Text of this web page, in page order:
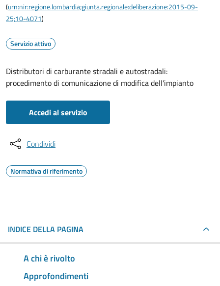
(urn:nir:regione.lombardia;giunta.regionale:deliberazione:2015-09-
25;10-4071)
Servizio attivo
Distributori di carburante stradali e autostradali:
procedimento di comunicazione di modifica dell'impianto
Accedi al servizio
Condividi
Normativa di riferimento
INDICE DELLA PAGINA
A chi è rivolto
Approfondimenti